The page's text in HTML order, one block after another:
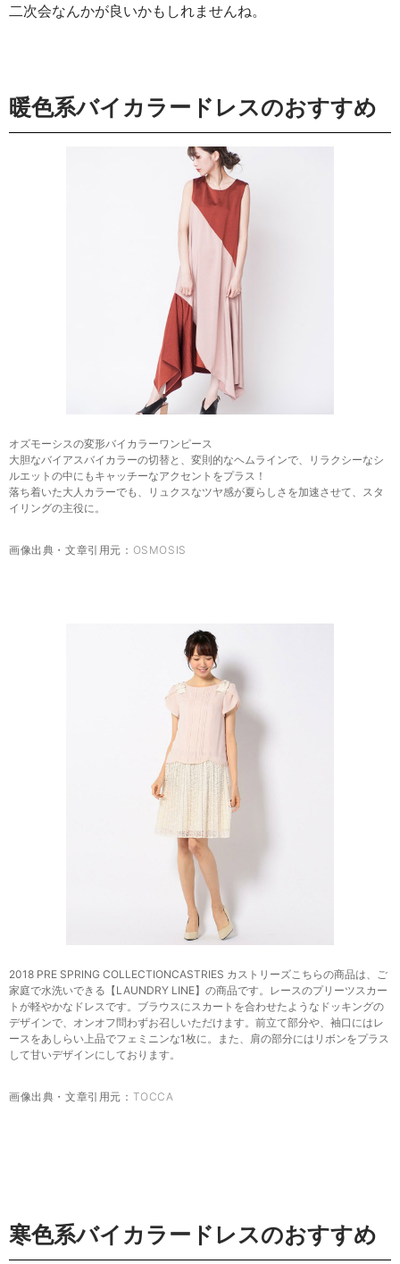
二次会なんかが良いかもしれませんね。
暖色系バイカラードレスのおすすめ
オズモーシスの変形バイカラーワンピース
大胆なバイアスバイカラーの切替と、変則的なヘムラインで、リラクシーなシ
ルエットの中にもキャッチーなアクセントをプラス！
落ち着いた大人カラーでも、リュクスなツヤ感が夏らしさを加速させて、スタ
イリングの主役に。
画像出典・文章引用元： OSMOSIS
2018 PRE SPRING COLLECTIONCASTRIES カストリーズこちらの商品は、ご
家庭で水洗いできる【LAUNDRY LINE】の商品です。レースのプリーツスカー
トが軽やかなドレスです。ブラウスにスカートを合わせたようなドッキングの
デザインで、オンオフ問わずお召しいただけます。前立て部分や、袖口にはレ
ースをあしらい上品でフェミニンな1枚に。また、肩の部分にはリボンをプラス
して甘いデザインにしております。
画像出典・文章引用元： TOCCA
寒色系バイカラードレスのおすすめ